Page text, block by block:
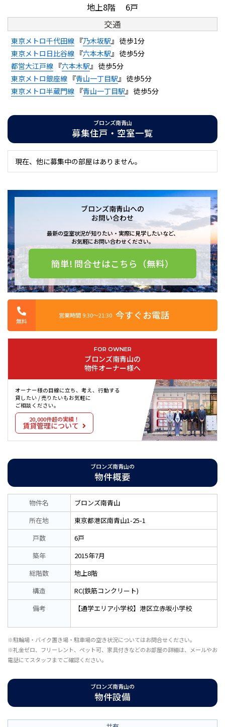
地上8階 6戸
交通
東京メトロ千代田線 『乃木坂駅 』 徒歩1分
東京メトロ日比谷線 『六本木駅 』 徒歩5分
都営大江戸線 『六本木駅 』 徒歩5分
東京メトロ銀座線 『青山一丁目駅 』 徒歩5分
東京メトロ半蔵門線 『青山一丁目駅 』 徒歩5分
ブロンズ南青山
募集住戸・空室一覧
現在、他に募集中の部屋はありません。
ブロンズ南青山への
お問い合わせ
最新の空室状況が知りたい・実際に見学したいなど、
お気軽にお問い合わせください。
簡単! 問合せはこちら（無料）
無料
営業時間 9:30〜21:30 今すぐお電話
FOR OWNER
ブロンズ南青山の
物件オーナー様へ
オーナー様の目線に立ち、考え、行動する
貸したい / 売りたいもお気軽に
ご相談ください。
20,000件超の実績！
賃貸管理について
ブロンズ南青山の
物件概要
物件名
ブロンズ南青山
所在地
東京都港区南青山1-25-1
戸数
6戸
築年
2015年7月
総階数
地上8階
構造
RC(鉄筋コンクリート)
備考
【通学エリア小学校】港区立赤坂小学校
※駐輪場・バイク置き場・駐車場の空き状況についてはお問合せください。
※礼金ゼロ、フリーレント、ペット可、家具付きなどのお部屋の詳細は、メールやお
電話にてスタッフまでご確認ください。
ブロンズ南青山の
物件設備